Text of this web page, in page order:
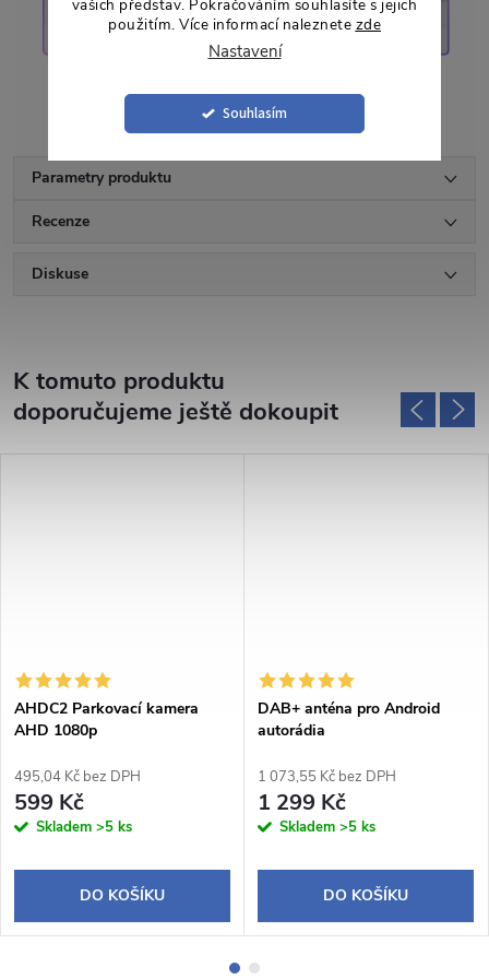
vašich představ. Pokračováním souhlasíte s jejich
použitím. Více informací naleznete zde
Nastavení
Souhlasím
Parametry produktu
Recenze
Diskuse
K tomuto produktu
doporučujeme ještě dokoupit
AHDC2 Parkovací kamera
AHD 1080p
495,04 Kč bez DPH
599 Kč
Skladem >5 ks
DO KOŠÍKU
DAB+ anténa pro Android
autorádia
1 073,55 Kč bez DPH
1 299 Kč
Skladem >5 ks
DO KOŠÍKU